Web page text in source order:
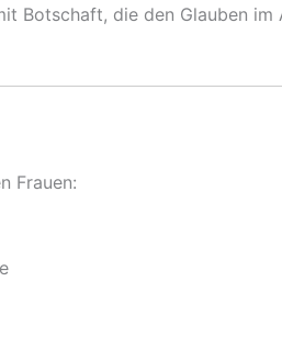
Botschaft, die den Glauben
Frauen: